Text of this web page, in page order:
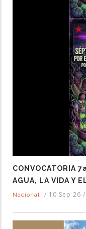
CONVOCATORIA
AGUA, LA VIDA Y
Nacional / 10 Sep 26 /